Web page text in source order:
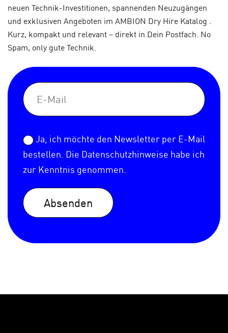
neuen Technik-Investitionen, spannenden Neuzugängen
und exklusiven Angeboten im AMBION Dry Hire Katalog .
Kurz, kompakt und relevant – direkt in Dein Postfach. No
Spam, only gute Technik.
Ja, ich möchte den Newsletter per E-Mail
bestellen. Die Datenschutzhinweise habe ich
zur Kenntnis genommen.
Absenden